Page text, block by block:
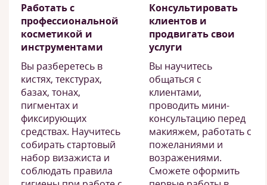
Работать с
профессиональной
косметикой и
инструментами
Вы разберетесь в
кистях, текстурах,
базах, тонах,
пигментах и
фиксирующих
средствах. Научитесь
собирать стартовый
набор визажиста и
соблюдать правила
Консультировать
клиентов и
продвигать свои
услуги
Вы научитесь
общаться с
клиентами,
проводить мини-
консультацию перед
макияжем, работать с
пожеланиями и
возражениями.
Сможете оформить